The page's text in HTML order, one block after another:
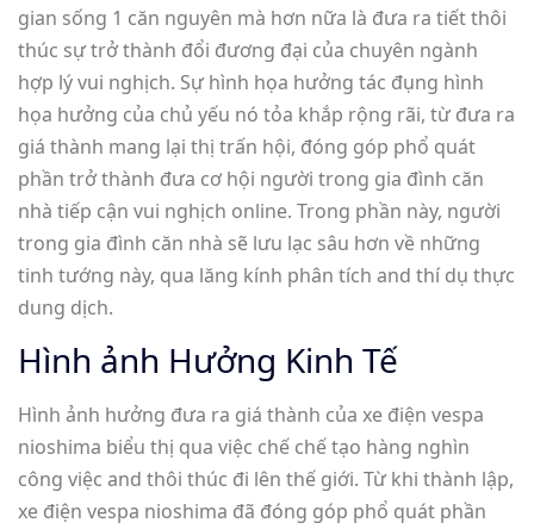
gian sống 1 căn nguyên mà hơn nữa là đưa ra tiết thôi
thúc sự trở thành đổi đương đại của chuyên ngành
hợp lý vui nghịch. Sự hình họa hưởng tác đụng hình
họa hưởng của chủ yếu nó tỏa khắp rộng rãi, từ đưa ra
giá thành mang lại thị trấn hội, đóng góp phổ quát
phần trở thành đưa cơ hội người trong gia đình căn
nhà tiếp cận vui nghịch online. Trong phần này, người
trong gia đình căn nhà sẽ lưu lạc sâu hơn về những
tinh tướng này, qua lăng kính phân tích and thí dụ thực
dung dịch.
Hình ảnh Hưởng Kinh Tế
Hình ảnh hưởng đưa ra giá thành của xe điện vespa
nioshima biểu thị qua việc chế chế tạo hàng nghìn
công việc and thôi thúc đi lên thế giới. Từ khi thành lập,
xe điện vespa nioshima đã đóng góp phổ quát phần